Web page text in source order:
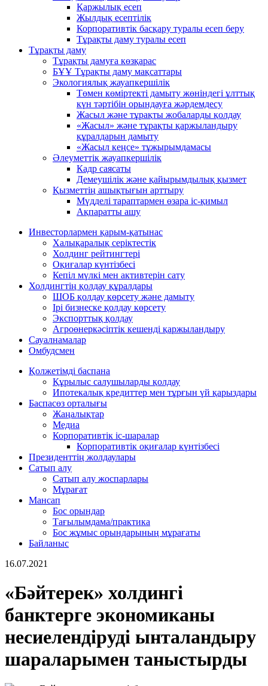
Қаржылық есеп
Жылдық есептілік
Корпоративтік басқару туралы есеп беру
Тұрақты даму туралы есеп
Тұрақты даму
Тұрақты дамуға көзқарас
БҰҰ Тұрақты даму мақсаттары
Экологиялық жауапкершілік
Төмен көміртекті дамыту жөніндегі ұлттық
күн тәртібін орындауға жәрдемдесу
Жасыл және тұрақты жобаларды қолдау
«Жасыл» және тұрақты қаржыландыру
құралдарын дамыту
«Жасыл кеңсе» тұжырымдамасы
Әлеуметтік жауапкершілік
Кадр саясаты
Демеушілік және қайырымдылық қызмет
Қызметтің ашықтығын арттыру
Мүдделі тараптармен өзара іс-қимыл
Ақпаратты ашу
Инвесторлармен қарым-қатынас
Халықаралық серіктестік
Холдинг рейтингтері
Оқиғалар күнтізбесі
Кепіл мүлкі мен активтерін сату
Холдингтің қолдау құралдары
ШОБ қолдау көрсету және дамыту
Ірі бизнеске қолдау көрсету
Экспорттық қолдау
Агроөнеркәсіптік кешенді қаржыландыру
Сауалнамалар
Омбудсмен
Қолжетімді баспана
Құрылыс салушыларды қолдау
Ипотекалық кредиттер мен тұрғын үй қарыздары
Баспасөз орталығы
Жаңалықтар
Медиа
Корпоративтік іс-шаралар
Корпоративтік оқиғалар күнтізбесі
Президенттің жолдаулары
Сатып алу
Сатып алу жоспарлары
Мұрағат
Мансап
Бос орындар
Тағылымдама/практика
Бос жұмыс орындарының мұрағаты
Байланыс
16.07.2021
«Бәйтерек» холдингі
банктерге экономиканы
несиелендіруді ынталандыру
шараларымен таныстырды